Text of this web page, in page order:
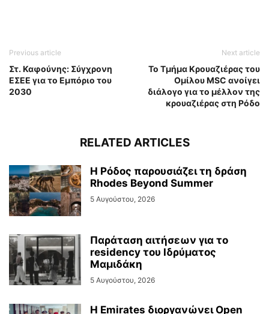
Previous article
Στ. Καφούνης: Σύγχρονη
ΕΣΕΕ για το Εμπόριο του
2030
Next article
Το Τμήμα Κρουαζιέρας του
Ομίλου MSC ανοίγει
διάλογο για το μέλλον της
κρουαζιέρας στη Ρόδο
RELATED ARTICLES
Η Ρόδος παρουσιάζει τη δράση
Rhodes Beyond Summer
5 Αυγούστου, 2026
Παράταση αιτήσεων για το
residency του Ιδρύματος
Μαμιδάκη
5 Αυγούστου, 2026
Η Emirates διοργανώνει Open